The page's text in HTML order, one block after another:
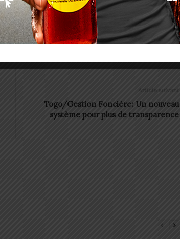
LIBÉRIA
Article suivant
Togo/Gestion Foncière: Un nouveau
système pour plus de transparence